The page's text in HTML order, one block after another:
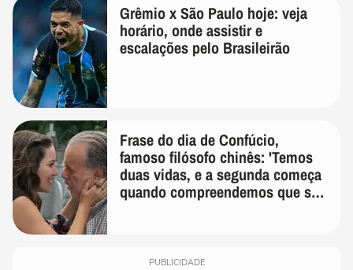
Grêmio x São Paulo hoje: veja
horário, onde assistir e
escalações pelo Brasileirão
Frase do dia de Confúcio,
famoso filósofo chinês: 'Temos
duas vidas, e a segunda começa
quando compreendemos que só
PUBLICIDADE